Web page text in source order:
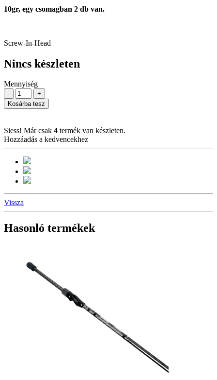
10gr, egy csomagban 2 db van.
Screw-In-Head
Nincs készleten
Mennyiség
-
+
Kosárba tesz
Siess! Már csak 4 termék van készleten.
Hozzáadás a kedvencekhez
Vissza
Hasonló termékek